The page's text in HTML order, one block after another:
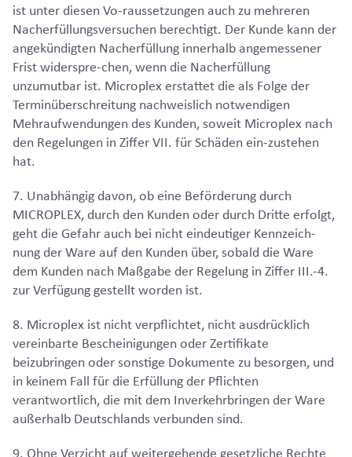
ist unter diesen Vo-raussetzungen auch zu mehreren
Nacherfüllungsversuchen berechtigt. Der Kunde kann der
angekündigten Nacherfüllung innerhalb angemessener
Frist widerspre-chen, wenn die Nacherfüllung
unzumutbar ist. Microplex erstattet die als Folge der
Terminüberschreitung nachweislich notwendigen
Mehraufwendungen des Kunden, soweit Microplex nach
den Regelungen in Ziffer VII. für Schäden ein-zustehen
hat.
7. Unabhängig davon, ob eine Beförderung durch
MICROPLEX, durch den Kunden oder durch Dritte erfolgt,
geht die Gefahr auch bei nicht eindeutiger Kennzeich-
nung der Ware auf den Kunden über, sobald die Ware
dem Kunden nach Maßgabe der Regelung in Ziffer III.-4.
zur Verfügung gestellt worden ist.
8. Microplex ist nicht verpflichtet, nicht ausdrücklich
vereinbarte Bescheinigungen oder Zertifikate
beizubringen oder sonstige Dokumente zu besorgen, und
in keinem Fall für die Erfüllung der Pflichten
verantwortlich, die mit dem Inverkehrbringen der Ware
außerhalb Deutschlands verbunden sind.
9. Ohne Verzicht auf weitergehende gesetzliche Rechte